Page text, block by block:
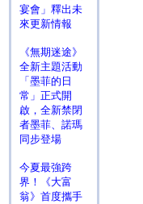
宴會」釋出未
來更新情報
《無期迷途》
全新主題活動
「墨菲的日
常」正式開
啟，全新禁閉
者墨菲、諾瑪
同步登場
今夏最強跨
界！《大富
翁》首度攜手